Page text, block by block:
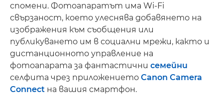
спомени. Фотоапаратът има Wi-Fi
свързаност, което улеснява добавянето на
изображения към съобщения или
публикуването им в социални мрежи, както и
дистанционното управление на
фотоапарата за фантастични семейни
селфита чрез приложението Canon Camera
Connect на вашия смартфон.